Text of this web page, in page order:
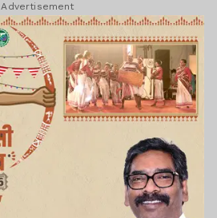
Advertisement